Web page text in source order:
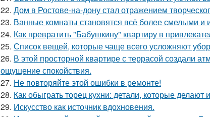
22. Дом в Ростове-на-дону стал отражением
23. Ванные комнаты становятся всё более смелыми и
24. Как превратить "Бабушкину" квартиру в
25. Список вещей, которые чаще всего усложняют
26. В этой просторной квартире с террасой создали
ощущение спокойствия.
27. Не повторяйте этой ошибки в ремонте!
28. Как обыграть торец кухни: детали, которые делают
29. Искусство как источник вдохновения.